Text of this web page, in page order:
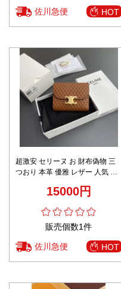
佐川急便 HOT
超激安 セリーヌ お 財布偽物 三
つおり 本革 優雅 レザー 人気 シ
15000円
販売個数1件
佐川急便 HOT